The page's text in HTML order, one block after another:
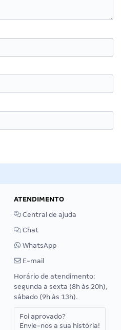
ATENDIMENTO
Central de ajuda
Chat
WhatsApp
E-mail
Horário de atendimento:
segunda a sexta (8h às 20h),
sábado (9h às 13h).
Foi aprovado?
Envie-nos a sua história!